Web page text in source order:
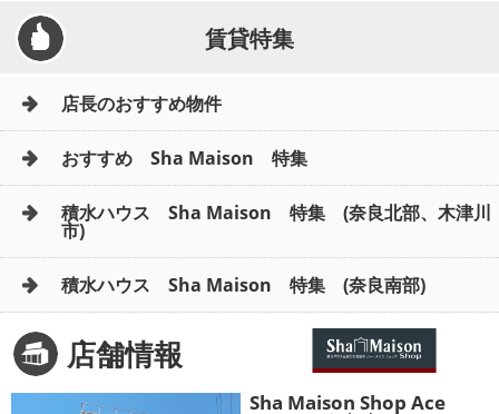
賃貸特集
店長のおすすめ物件
おすすめ Sha Maison 特集
積水ハウス Sha Maison 特集 (奈良北部、木津川
市)
積水ハウス Sha Maison 特集 (奈良南部)
店舗情報
Sha Maison Shop Ace